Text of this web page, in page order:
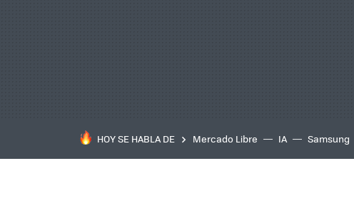
HOY SE HABLA DE Mercado Libre IA Samsung